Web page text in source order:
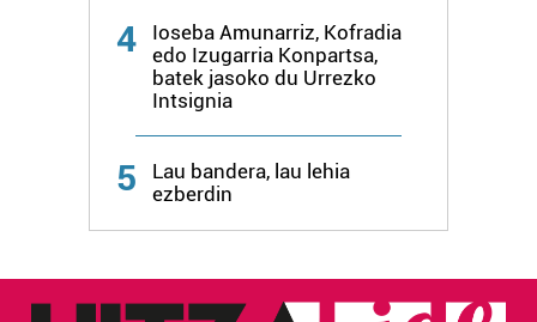
4
Ioseba Amunarriz, Kofradia
edo Izugarria Konpartsa,
batek jasoko du Urrezko
Intsignia
5
Lau bandera, lau lehia
ezberdin